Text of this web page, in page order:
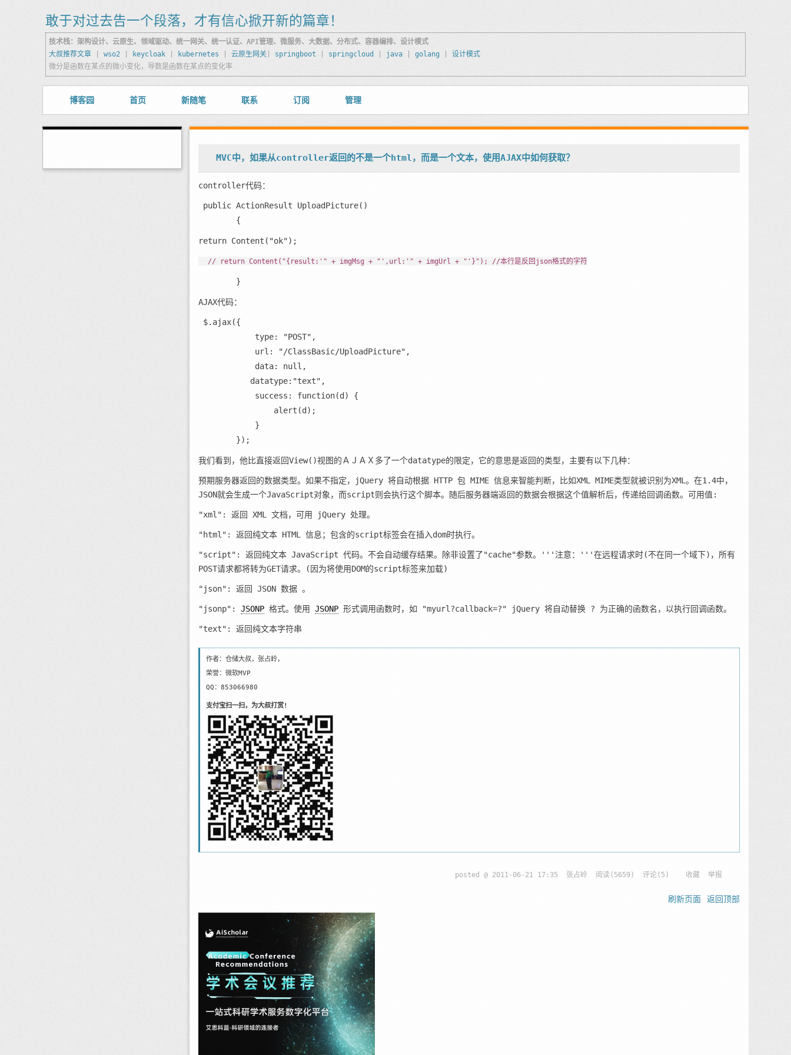
敢于对过去告一个段落，才有信心掀开新的篇章！
技术栈：架构设计、云原生、领域驱动、统一网关、统一认证、API管理、微服务、大数据、分布式、容器编排、设计模式
大叔推荐文章
wso2 keycloak kubernetes 云原生网关 springboot springcloud java golang
设计模式
微分是函数在某点的微小变化，导数是函数在某点的变化率
博客园 首页 新随笔 联系 订阅 管理
MVC中，如果从controller返回的不是一个html，而是一个文本，使用AJAX中如何获取？
controller代码：
public ActionResult UploadPicture()
        {
return Content( "ok");
// return Content("{result:'" + imgMsg + "',url:'" + imgUrl + "'}"); //本行是反回json格式的字符
        }
AJAX代码：
$.ajax({
            type:
"POST" ,
            url:
"/ClassBasic/UploadPicture" ,
            data:
null ,
           datatype:
"text" ,
            success: function(d) {
                alert(d);
            }
        });
我们看到，他比直接返回View()视图的ＡＪＡＸ多了一个datatype的限定，它的意思是返回的类型，主要有以下几种：
预期服务器返回的数据类型。如果不指定，jQuery 将自动根据 HTTP 包 MIME 信息来智能判断，比如XML MIME类型就被识别为XML。在1.4中，
JSON就会生成一个JavaScript对象，而script则会执行这个脚本。随后服务器端返回的数据会根据这个值解析后，传递给回调函数。可用值:
"xml": 返回 XML 文档，可用 jQuery 处理。
"html": 返回纯文本 HTML 信息；包含的script标签会在插入dom时执行。
"script": 返回纯文本 JavaScript 代码。不会自动缓存结果。除非设置了"cache"参数。'''注意：'''在远程请求时(不在同一个域下)，所有
POST请求都将转为GET请求。(因为将使用DOM的script标签来加载)
"json": 返回 JSON 数据 。
"jsonp": JSONP 格式。使用 JSONP 形式调用函数时，如 "myurl?callback=?" jQuery 将自动替换 ? 为正确的函数名，以执行回调函数。
"text": 返回纯文本字符串
作者：仓储大叔，张占岭，
荣誉：微软MVP
QQ：853066980
支付宝扫一扫，为大叔打赏!
posted @ 2011-06-21 17:35 张占岭 阅读( 5659 ) 评论( 5 ) 收藏 举报
刷新页面 返回顶部